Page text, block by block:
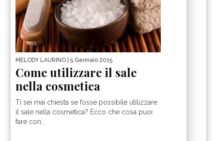
MELODY LAURINO | 5 Gennaio 2015
Come utilizzare il sale
nella cosmetica
Ti sei mai chiesta se fosse possibile utilizzare
il sale nella cosmetica? Ecco che cosa puoi
fare con...